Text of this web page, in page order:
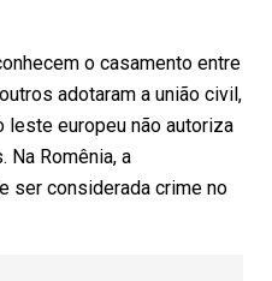
o casamento entre
adotaram a união civil,
europeu não autoriza
Na Romênia, a
ser considerada crime no